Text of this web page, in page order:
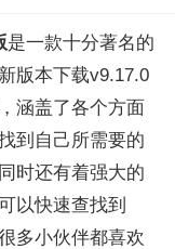
是一款十分著名的
版本下载v9.17.0
涵盖了各个方面
到自己所需要的
时还有着强大的
以快速查找到
多小伙伴都喜欢